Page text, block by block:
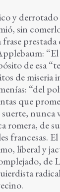
y derrotado
sin
de esa
de miseria
“del
que
nunca
romera, de
francesas.
liberal y
de